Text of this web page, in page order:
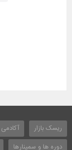
ریسک بازار
دوره ها و سمینارها